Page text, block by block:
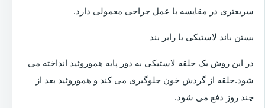
سریعتری در مقایسه با عمل جراحی معمولی دارد.
بستن باند لاستیکی یا رابر بند
در این روش یک حلقه لاستیکی به دور پایه هموروئید انداخته می
شود.حلقه از گردش خون جلوگیری می کند و هموروئید بعد از
چند روز دفع می شود.